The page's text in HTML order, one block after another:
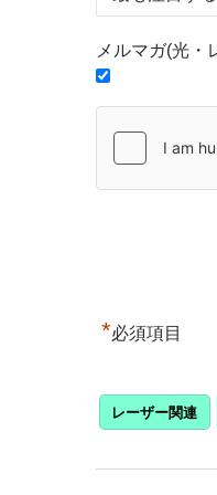
メルマガ(光・
*必須項目
レーザー関連